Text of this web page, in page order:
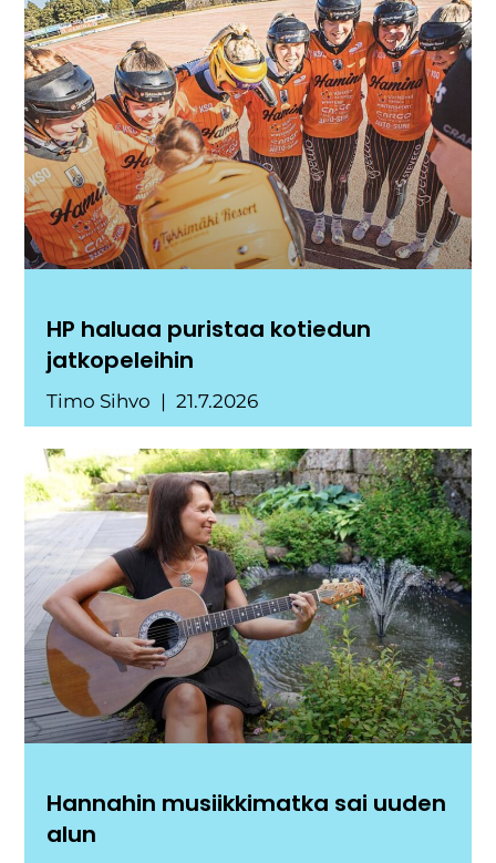
HP haluaa puristaa kotiedun
jatkopeleihin
Timo Sihvo 21.7.2026
Hannahin musiikkimatka sai uuden
alun